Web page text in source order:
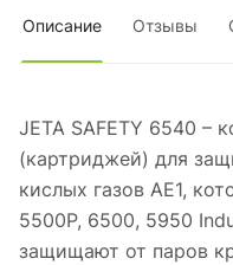
Описание Отзывы
JETA SAFETY 6540 –
(картриджей) для
кислых газов AE1,
5500P, 6500, 5950
защищают от паров